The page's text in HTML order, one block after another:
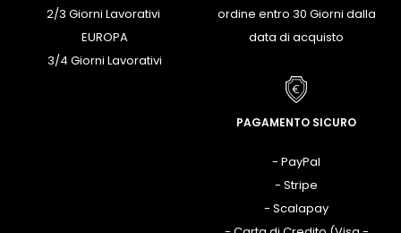
2/3 Giorni Lavorativi
EUROPA
3/4 Giorni Lavorativi
ordine entro 30 Giorni dalla
data di acquisto
PAGAMENTO SICURO
- PayPal
- Stripe
- Scalapay